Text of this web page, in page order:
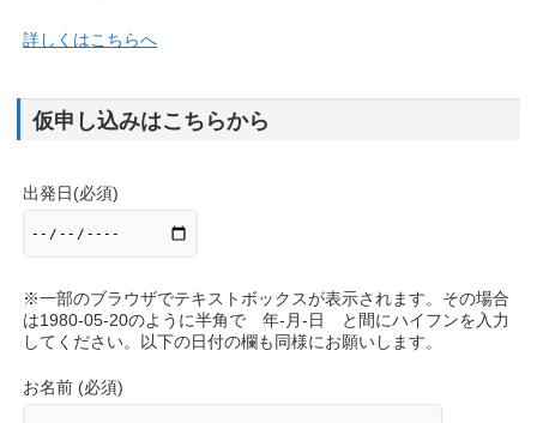
詳しくはこちらへ
仮申し込みはこちらから
出発日(必須)
※一部のブラウザでテキストボックスが表示されます。その場合
は1980-05-20のように半角で 年-月-日 と間にハイフンを入力
してください。以下の日付の欄も同様にお願いします。
お名前 (必須)